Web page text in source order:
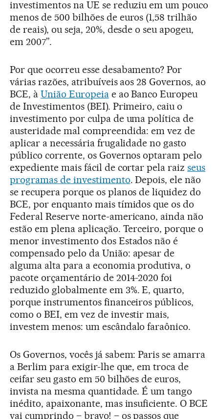
investimentos na UE se reduziu em um pouco
menos de 500 bilhões de euros (1,58 trilhão
de reais), ou seja, 20%, desde o seu apogeu,
em 2007”.
Por que ocorreu esse desabamento? Por
várias razões, atribuíveis aos 28 Governos, ao
BCE, à União Europeiae ao Banco Europeu
de Investimentos (BEI). Primeiro, caiu o
investimento por culpa de uma política de
austeridade mal compreendida: em vez de
aplicar a necessária frugalidade no gasto
público corrente, os Governos optaram pelo
expediente mais fácil de cortar pela raizseus
programas de investimento. Depois, ele não
se recupera porque os planos de liquidez do
BCE, por enquanto mais tímidos que os do
Federal Reserve norte-americano, ainda não
estão em plena aplicação. Terceiro, porque o
menor investimento dos Estados não é
compensado pelo da União: apesar de
alguma alta para a economia produtiva, o
pacote orçamentário de 2014-2020 foi
reduzido globalmente em 3%. E, quarto,
porque instrumentos financeiros públicos,
como o BEI, em vez de investir mais,
investem menos: um escândalo faraônico.
Os Governos, vocês já sabem: Paris se amarra
a Berlim para exigir-lhe que, em troca de
ceifar seu gasto em 50 bilhões de euros,
invista na mesma quantidade. É um tango
inédito, apaixonante, mas insuficiente. O BCE
vai cumprindo – bravo! – os passos que